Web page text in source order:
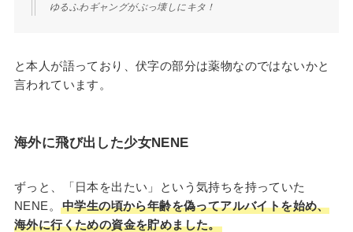
ゆるふわギャングがぶっ壊しにキタ！
と本人が語っており、伏字の部分は薬物なのではないかと
言われています。
海外に飛び出した少女NENE
ずっと、「日本を出たい」という気持ちを持っていた
NENE。
中学生の頃から年齢を偽ってアルバイトを始め、
海外に行くための資金を貯めました。